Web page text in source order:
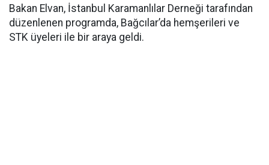
Bakan Elvan, İstanbul Karamanlılar Derneği tarafından
düzenlenen programda, Bağcılar’da hemşerileri ve
STK üyeleri ile bir araya geldi.